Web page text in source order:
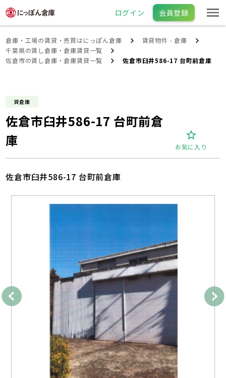
ログイン 会員登録
倉庫・工場の賃貸・売買はにっぽん倉庫
賃貸物件 - 倉庫
千葉県の賃し倉庫・倉庫賃貸一覧
佐倉市の賃し倉庫・倉庫賃貸一覧
佐倉市臼井586-17 台町前倉庫
貸倉庫
佐倉市臼井586-17 台町前倉
庫
お気に入り
佐倉市臼井586-17 台町前倉庫